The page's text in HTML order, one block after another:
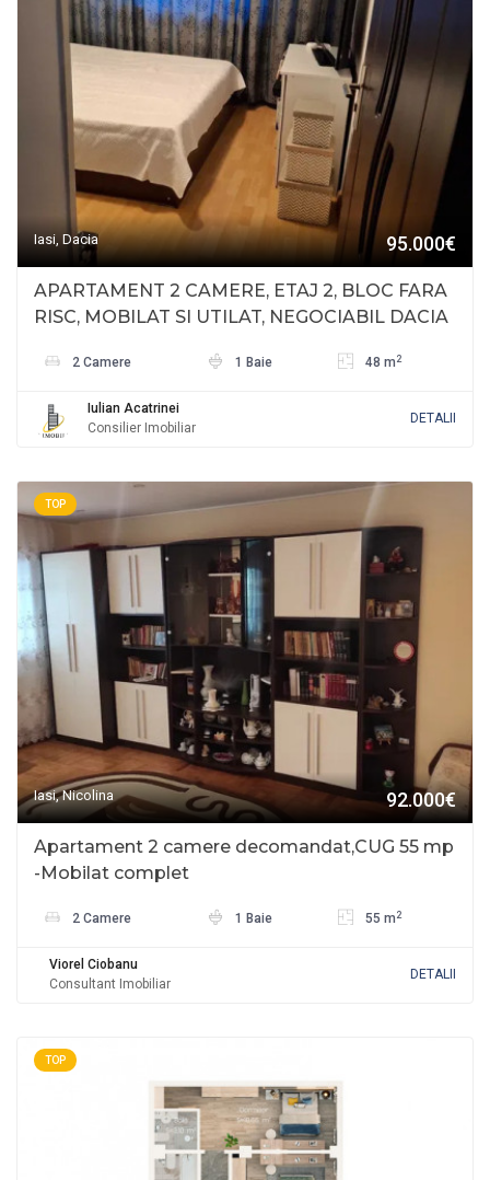
Iasi, Dacia 95.000€
APARTAMENT 2 CAMERE, ETAJ 2, BLOC FARA
RISC, MOBILAT SI UTILAT, NEGOCIABIL DACIA
2 Camere 1 Baie 48 m 2
Iulian Acatrinei
Consilier Imobiliar
DETALII
TOP
Iasi, Nicolina 92.000€
Apartament 2 camere decomandat,CUG 55 mp
-Mobilat complet
2 Camere 1 Baie 55 m 2
Viorel Ciobanu
Consultant Imobiliar
DETALII
TOP